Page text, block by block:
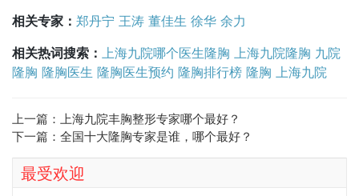
相关专家： 郑丹宁 王涛 董佳生 徐华 余力
相关热词搜索： 上海九院哪个医生隆胸 上海九院隆胸 九院
隆胸 隆胸医生 隆胸医生预约 隆胸排行榜 隆胸 上海九院
上一篇： 上海九院丰胸整形专家哪个最好？
下一篇： 全国十大隆胸专家是谁，哪个最好？
最受欢迎